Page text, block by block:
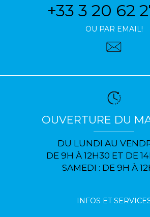
+33 3 20 62
OU PAR EMAIL!
OUVERTURE DU
DU LUNDI AU
DE 9H À 12H30 ET DE
SAMEDI : DE 9H À
INFOS ET